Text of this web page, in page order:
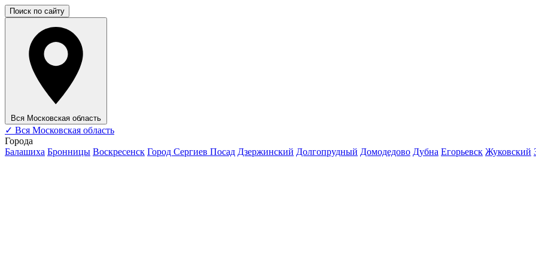
Поиск по сайту
Вся Московская область
✓ Вся Московская область
Города
Балашиха Бронницы Воскресенск Город Сергиев Посад Дзержинский Долгопрудный Домодедово Дубна Егорьевск Жуковский